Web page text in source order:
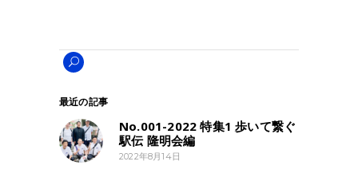
最近の記事
No.001-2022 特集1 歩いて繋ぐ
駅伝 隆明会編
2022年8月14日